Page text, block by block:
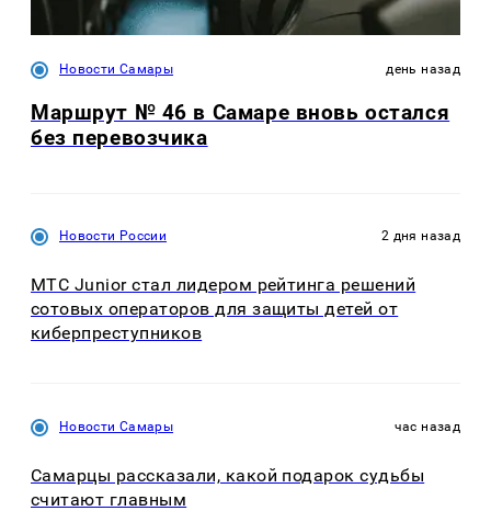
Новости Самары день назад
Маршрут № 46 в Самаре вновь остался
без перевозчика
Новости России 2 дня назад
МТС Junior стал лидером рейтинга решений
сотовых операторов для защиты детей от
киберпреступников
Новости Самары час назад
Самарцы рассказали, какой подарок судьбы
считают главным